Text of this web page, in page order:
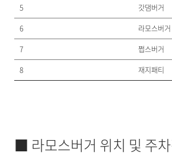
5
갓댐버거
6
라모스버거
7
쩝스버거
8
재지패티
■ 라모스버거 위치 및 주